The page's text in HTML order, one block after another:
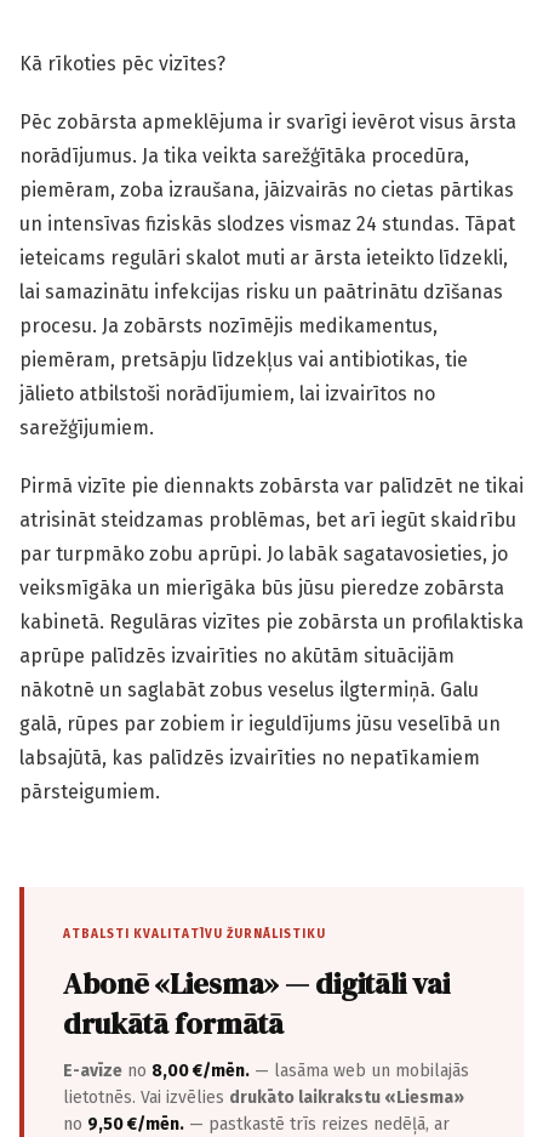
Kā rīkoties pēc vizītes?
Pēc zobārsta apmeklējuma ir svarīgi ievērot visus ārsta
norādījumus. Ja tika veikta sarežģītāka procedūra,
piemēram, zoba izraušana, jāizvairās no cietas pārtikas
un intensīvas fiziskās slodzes vismaz 24 stundas. Tāpat
ieteicams regulāri skalot muti ar ārsta ieteikto līdzekli,
lai samazinātu infekcijas risku un paātrinātu dzīšanas
procesu. Ja zobārsts nozīmējis medikamentus,
piemēram, pretsāpju līdzekļus vai antibiotikas, tie
jālieto atbilstoši norādījumiem, lai izvairītos no
sarežģījumiem.
Pirmā vizīte pie diennakts zobārsta var palīdzēt ne tikai
atrisināt steidzamas problēmas, bet arī iegūt skaidrību
par turpmāko zobu aprūpi. Jo labāk sagatavosieties, jo
veiksmīgāka un mierīgāka būs jūsu pieredze zobārsta
kabinetā. Regulāras vizītes pie zobārsta un profilaktiska
aprūpe palīdzēs izvairīties no akūtām situācijām
nākotnē un saglabāt zobus veselus ilgtermiņā. Galu
galā, rūpes par zobiem ir ieguldījums jūsu veselībā un
labsajūtā, kas palīdzēs izvairīties no nepatīkamiem
pārsteigumiem.
ATBALSTI KVALITATĪVU ŽURNĀLISTIKU
Abonē «Liesma» — digitāli vai
drukātā formātā
E-avīze no 8,00 €/mēn. — lasāma web un mobilajās
lietotnēs. Vai izvēlies drukāto laikrakstu «Liesma»
no 9,50 €/mēn. — pastkastē trīs reizes nedēļā, ar